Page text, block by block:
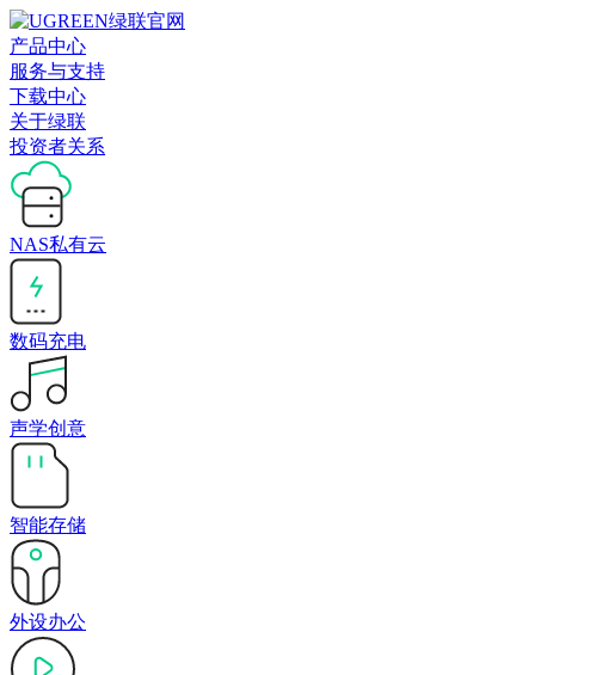
产品中心
服务与支持
下载中心
关于绿联
投资者关系
NAS私有云
数码充电
声学创意
智能存储
外设办公